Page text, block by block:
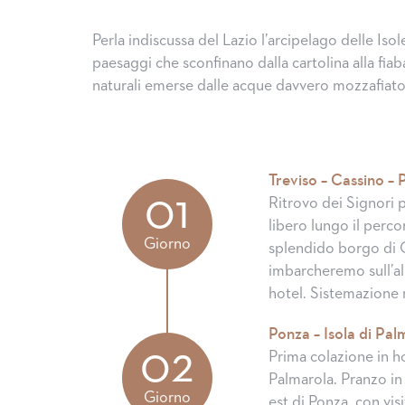
Perla indiscussa del Lazio l’arcipelago delle
paesaggi che sconfinano dalla cartolina alla
naturali emerse dalle acque davvero
01
Giorno
Treviso – Cassino –
Ritrovo dei Signori
libero lungo il
splendido borgo di
imbarcheremo
hotel. Sistemazione
02
Giorno
Ponza – Isola di
Prima colazione in
Palmarola. Pranzo